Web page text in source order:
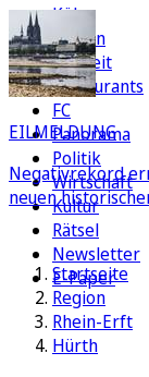
Köln
Region
Freizeit
Restaurants
FC
Panorama
Politik
Wirtschaft
Kultur
Rätsel
Newsletter
E-Paper
EILMELDUNG
Negativrekord
neuen
Startseite
Region
Rhein-Erft
Hürth